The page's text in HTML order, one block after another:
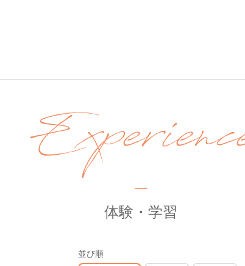
体験・学習
並び順